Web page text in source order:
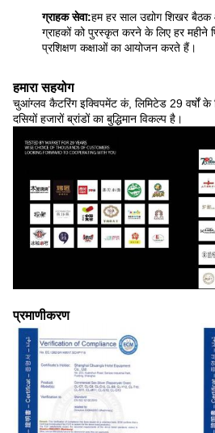
ग्राहक सेवा:हम हर साल उद्योग शिखर
ग्राहकों को पुरस्कृत करने के लिए हर महीने
प्रशिक्षण कक्षाओं का आयोजन करते हैं।
हमारा सहयोग
चुआंग्लव कैटरिंग इक्विपमेंट कं, लिमिटेड 29 वर्षों के
दसियों हजारों ब्रांडों का बुद्धिमान विकल्प है।
प्रमाणीकरण